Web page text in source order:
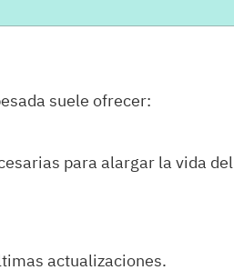
suele ofrecer:
para alargar la vida del
actualizaciones.